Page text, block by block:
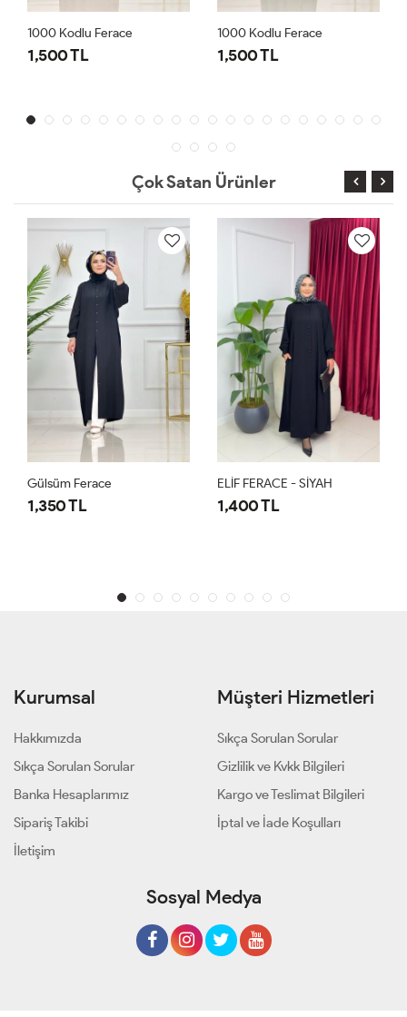
1000 Kodlu Ferace
1,500 TL
1000 Kodlu Ferace
1,500 TL
Çok Satan Ürünler
Gülsüm Ferace
1,350 TL
ELİF FERACE - SİYAH
1,400 TL
Kurumsal
Hakkımızda
Sıkça Sorulan Sorular
Banka Hesaplarımız
Sipariş Takibi
İletişim
Müşteri Hizmetleri
Sıkça Sorulan Sorular
Gizlilik ve Kvkk Bilgileri
Kargo ve Teslimat Bilgileri
İptal ve İade Koşulları
Sosyal Medya